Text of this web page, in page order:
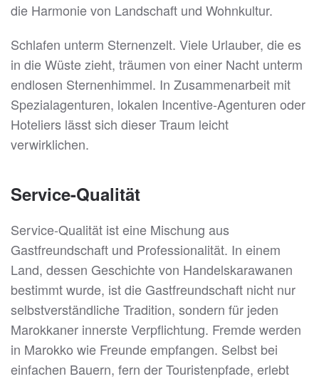
die Harmonie von Landschaft und Wohnkultur.
Schlafen unterm Sternenzelt. Viele Urlauber, die es
in die Wüste zieht, träumen von einer Nacht unterm
endlosen Sternenhimmel. In Zusammenarbeit mit
Spezialagenturen, lokalen Incentive-Agenturen oder
Hoteliers lässt sich dieser Traum leicht
verwirklichen.
Service-Qualität
Service-Qualität ist eine Mischung aus
Gastfreundschaft und Professionalität. In einem
Land, dessen Geschichte von Handelskarawanen
bestimmt wurde, ist die Gastfreundschaft nicht nur
selbstverständliche Tradition, sondern für jeden
Marokkaner innerste Verpflichtung. Fremde werden
in Marokko wie Freunde empfangen. Selbst bei
einfachen Bauern, fern der Touristenpfade, erlebt